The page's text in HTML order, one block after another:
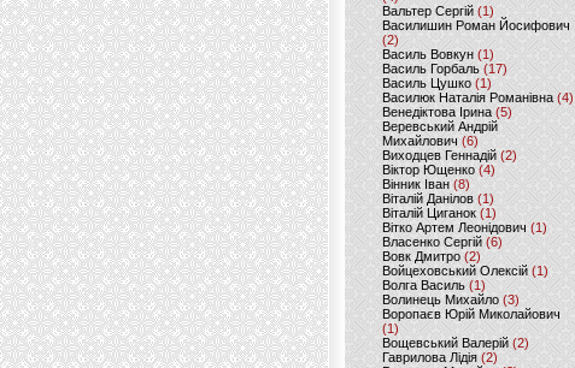
Вальтер Сергій (1)
Василишин Роман Йосифович
(2)
Василь Вовкун (1)
Василь Горбаль (17)
Василь Цушко (1)
Василюк Наталія Романівна (4)
Венедіктова Ірина(5)
Веревський Андрій
Михайлович (6)
Виходцев Геннадій (2)
Віктор Ющенко (4)
Вінник Іван (8)
Віталій Данілов (1)
Віталій Циганок (1)
Вітко Артем Леонідович(1)
Власенко Сергій (6)
Вовк Дмитро(2)
Войцеховський Олексій(1)
Волга Василь (1)
Волинець Михайло (3)
Воропаєв Юрій Миколайович
(1)
Вощевський Валерій(2)
Гаврилова Лідія (2)